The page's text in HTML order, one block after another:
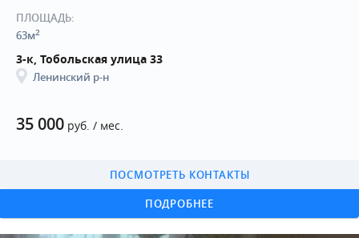
35 000 руб. / мес.
3-к, Тобольская улица 33
Ленинский р-н
ПОДРОБНЕЕ
ПОСМОТРЕТЬ КОНТАКТЫ
ПЛОЩАДЬ:
63м2